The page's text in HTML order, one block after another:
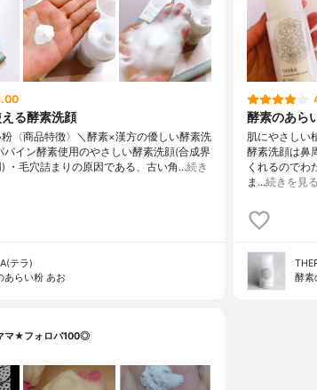
る酵素洗顔
〈商品特徴〉＼酵素×漢方の優しい酵素洗
パイン酵素使用のやさしい酵素洗顔(合成界
・毛穴詰まりの原因である、古い角…続き
テラ)
あらい粉 あお
酵素のあら
肌にやさしい
酵素洗顔は鼻
くれるのでわ
ま…続きを見る
酵素
マ★フォロバ100◎